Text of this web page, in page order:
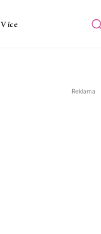
Více
Reklama